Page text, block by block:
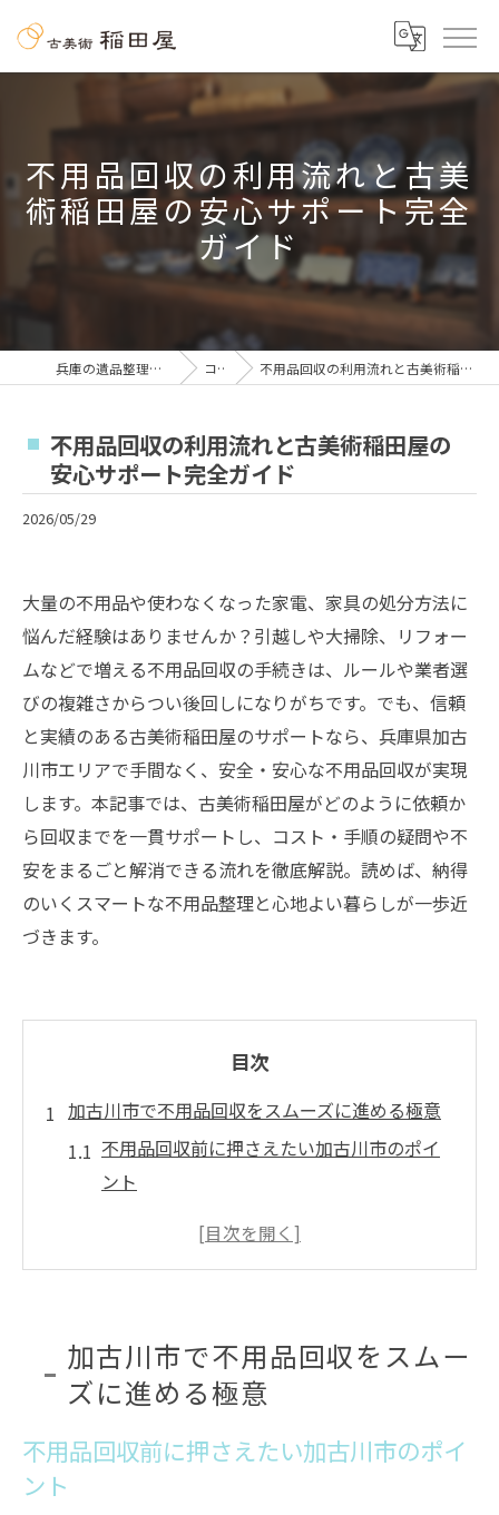
不用品回収の利用流れと古美
術稲田屋の安心サポート完全
ガイド
兵庫の遺品整理なら古美術 稲田屋 コラム 不用品回収の利用流れと古美術稲田屋の安心サポート完全ガイド
不用品回収の利用流れと古美術稲田屋の
安心サポート完全ガイド
2026/05/29
大量の不用品や使わなくなった家電、家具の処分方法に
悩んだ経験はありませんか？引越しや大掃除、リフォー
ムなどで増える不用品回収の手続きは、ルールや業者選
びの複雑さからつい後回しになりがちです。でも、信頼
と実績のある古美術稲田屋のサポートなら、兵庫県加古
川市エリアで手間なく、安全・安心な不用品回収が実現
します。本記事では、古美術稲田屋がどのように依頼か
ら回収までを一貫サポートし、コスト・手順の疑問や不
安をまるごと解消できる流れを徹底解説。読めば、納得
のいくスマートな不用品整理と心地よい暮らしが一歩近
づきます。
目次
加古川市で不用品回収をスムーズに進める極意
不用品回収前に押さえたい加古川市のポイ
ント
加古川市の粗大ゴミ持ち込みと不用品回収
加古川市の不用品回収評判と選び方のコツ
不用品回収を利用する際の受付方法と注意
古美術稲田屋が提案する安心の回収サポート流
加古川市で不用品回収をスムー
ズに進める極意
不用品回収前に押さえたい加古川市のポイ
ント